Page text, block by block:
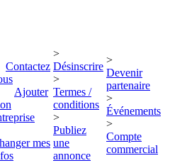
Contactez
Ajouter
mes
>
Désinscrire
>
Termes /
conditions
>
Publiez
une
annonce
>
Devenir
partenaire
>
Événements
>
Compte
commercial